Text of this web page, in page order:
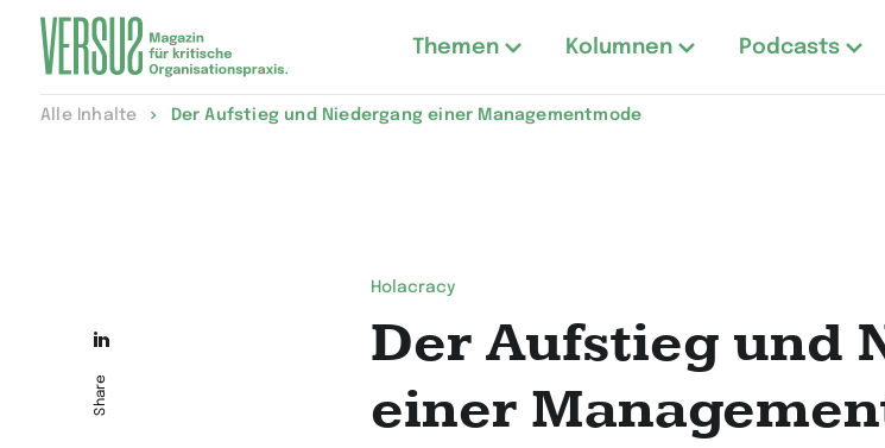
Zur
Themen Kolumnen Podcasts
Alle Inhalte Der Aufstieg und Niedergang einer Managementmode
Holacracy
Der Aufstieg und
einer
Share